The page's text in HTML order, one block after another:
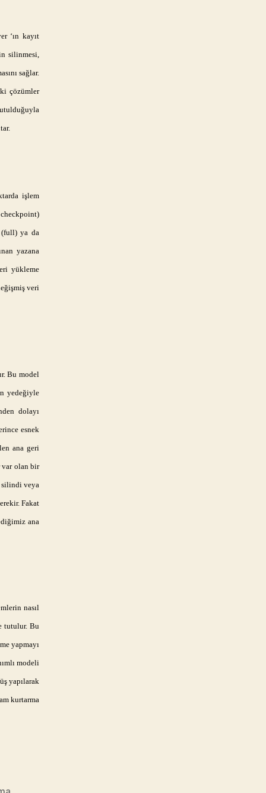
‘ın kayıt
silinmesi,
sağlar.
çözümler
işlem
(full) ya da
yazana
yükleme
veri
Bu model
yedeğiyle
dolayı
esnek
ana geri
var olan bir
silindi veya
Fakat
ana
nasıl
tutulur. Bu
yapmayı
modeli
yapılarak
kurtarma